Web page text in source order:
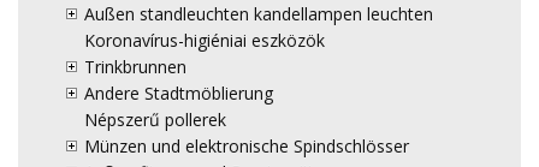
Außen standleuchten kandellampen leuchten
Koronavírus-higiéniai eszközök
Trinkbrunnen
Andere Stadtmöblierung
Népszerű pollerek
Münzen und elektronische Spindschlösser